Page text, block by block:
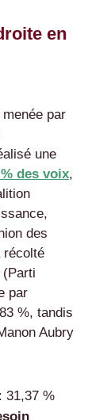
en
par
une
des voix,
des
récolté
(Parti
par
%, tandis
Aubry
: 31,37 %